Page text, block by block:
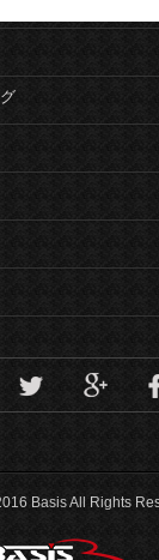
Basis All Rights